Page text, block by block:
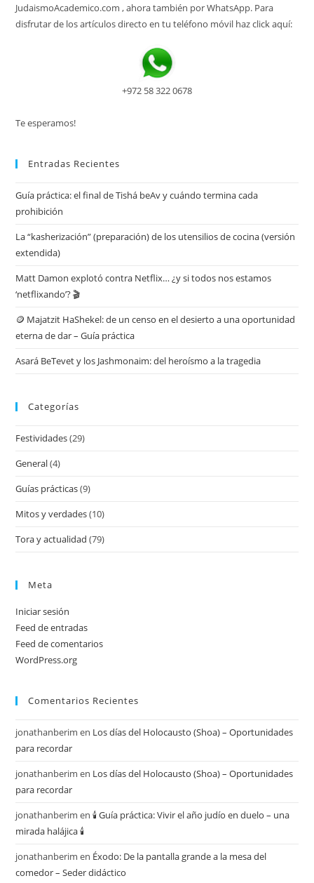
JudaismoAcademico.com , ahora también por WhatsApp. Para
disfrutar de los artículos directo en tu teléfono móvil haz click aquí:
+972 58 322 0678
Te esperamos!
Entradas Recientes
Guía práctica: el final de Tishá beAv y cuándo termina cada
prohibición
La “kasherización” (preparación) de los utensilios de cocina (versión
extendida)
Matt Damon explotó contra Netflix… ¿y si todos nos estamos
‘netflixando’? 🎬
🪙 Majatzit HaShekel: de un censo en el desierto a una oportunidad
eterna de dar – Guía práctica
Asará BeTevet y los Jashmonaim: del heroísmo a la tragedia
Categorías
Festividades(29)
General(4)
Guías prácticas(9)
Mitos y verdades(10)
Tora y actualidad (79)
Meta
Iniciar sesión
Feed de entradas
Feed de comentarios
WordPress.org
Comentarios Recientes
jonathanberim en Los días del Holocausto (Shoa) – Oportunidades
para recordar
jonathanberim en Los días del Holocausto (Shoa) – Oportunidades
para recordar
jonathanberim en🕯️ Guía práctica: Vivir el año judío en duelo – una
mirada halájica 🕯️
jonathanberim en Éxodo: De la pantalla grande a la mesa del
comedor – Seder didáctico